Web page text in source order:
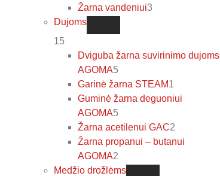
Žarna vandeniui3
Dujoms
15
Dviguba žarna suvirinimo dujoms
AGOMA5
Garinė žarna STEAM1
Guminė žarna deguoniui
AGOMA5
Žarna acetilenui GAC2
Žarna propanui – butanui
AGOMA2
Medžio drožlėms